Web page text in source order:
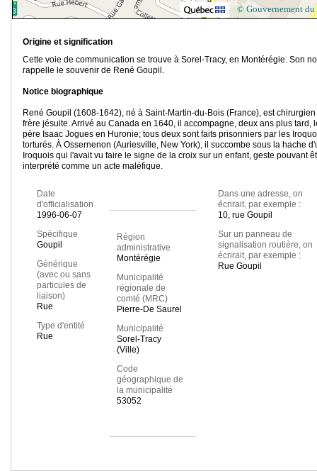
© Gouvernement du
Origine et signification
Cette voie de communication se trouve à Sorel-Tracy, en Montérégie. Son
rappelle le souvenir de René Goupil.
Notice biographique
René Goupil (1608-1642), né à Saint-Martin-du-Bois (France), est chirurgien
frère jésuite. Arrivé au Canada en 1640, il accompagne, deux ans plus tard,
père Isaac Jogues en Huronie; tous deux sont faits prisonniers par les
torturés. À Ossernenon (Auriesville, New York), il succombe sous la hache
Iroquois qui l'avait vu faire le signe de la croix sur un enfant, geste pouvant
interprété comme un acte maléfique.
Date
d'officialisation
1996-06-07
Spécifique
Goupil
Générique
(avec ou sans
particules de
liaison)
Rue
Type d'entité
Rue
Région
administrative
Montérégie
Municipalité
régionale de
comté (MRC)
Pierre-De Saurel
Municipalité
Sorel-Tracy
(Ville)
Code
géographique de
la municipalité
53052
Dans une adresse, on
écrirait, par exemple :
10, rue Goupil
Sur un panneau de
signalisation routière, on
écrirait, par exemple :
Rue Goupil